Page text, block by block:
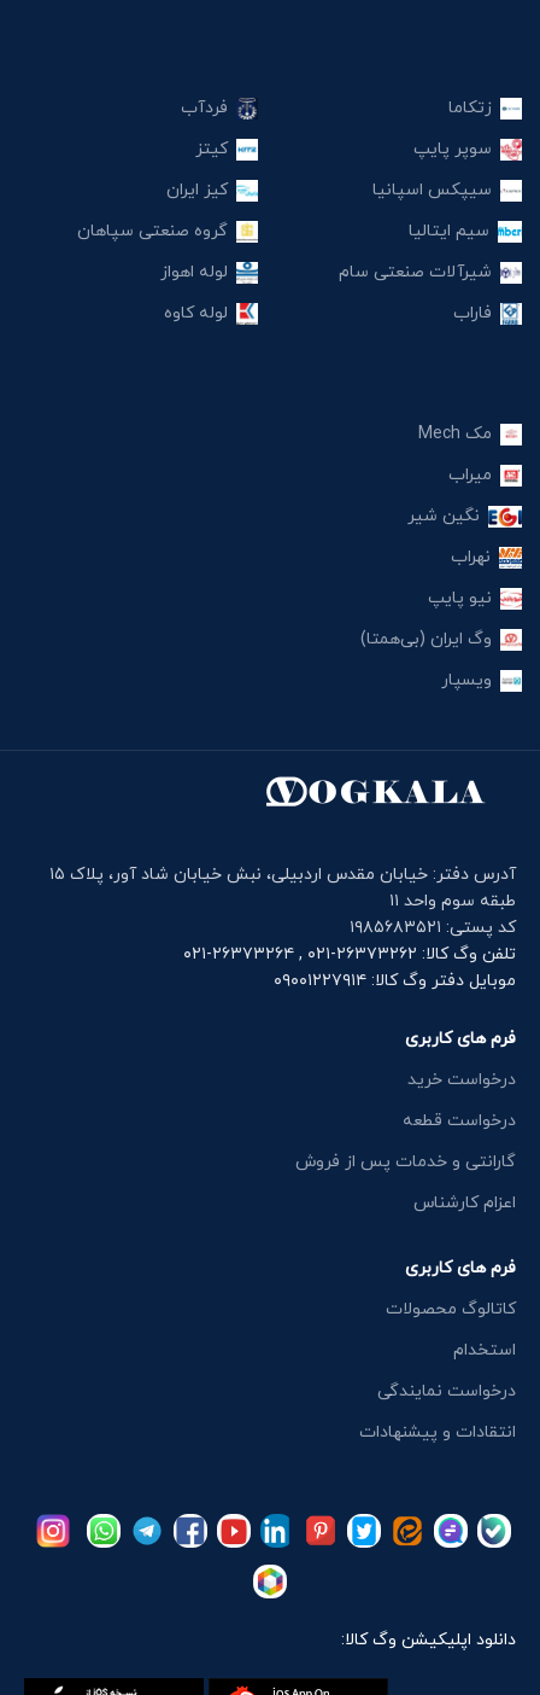
زتکاما
سوپر پایپ
سیپکس اسپانیا
سیم ایتالیا
شیرآلات صنعتی سام
فاراب
فردآب
کیتز
کیز ایران
گروه صنعتی سپاهان
لوله اهواز
لوله کاوه
مک Mech
میراب
نگین شیر
نهراب
نیو پایپ
وگ ایران (بی‌همتا)
ویسپار
آدرس دفتر: خیابان مقدس اردبیلی، نبش خیابان شاد آور، پلاک ۱۵
طبقه سوم واحد ۱۱
کد پستی: ۱۹۸۵۶۸۳۵۲۱
تلفن وگ کالا: ۲۶۳۷۳۲۶۲-۰۲۱ , ۲۶۳۷۳۲۶۴-۰۲۱
موبایل دفتر وگ کالا: ۰۹۰۰۱۲۲۷۹۱۴
فرم های کاربری
درخواست خرید
درخواست قطعه
گارانتی و خدمات پس از فروش
اعزام کارشناس
فرم های کاربری
کاتالوگ محصولات
استخدام
درخواست نمایندگی
انتقادات و پیشنهادات
دانلود اپلیکیشن وگ کالا: